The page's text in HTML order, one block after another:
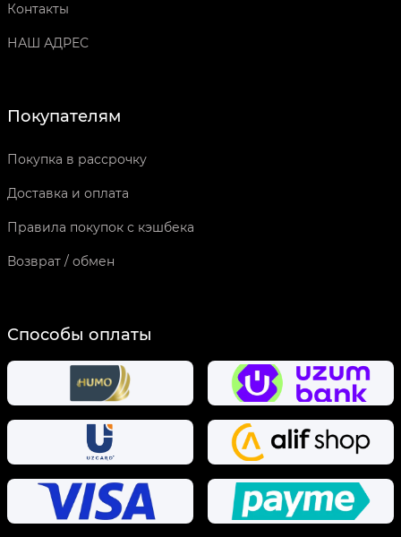
Контакты
НАШ АДРЕС
Покупателям
Покупка в рассрочку
Доставка и оплата
Правила покупок с кэшбека
Возврат / обмен
Способы оплаты